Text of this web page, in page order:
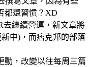
都還習慣？XD
去繼續營運，新文章將
中)，而痞克邦的部落
動，改變以往每周三篇